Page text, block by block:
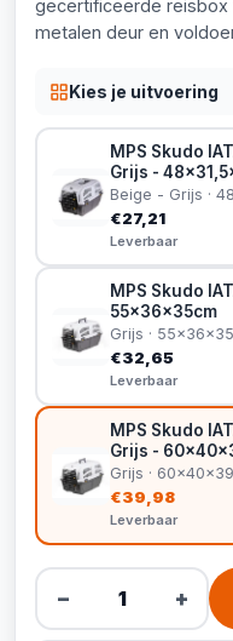
gecertificeerde reisbox
metalen deur en
Kies je uitvoering
MPS Skudo
Grijs -
Beige - Grijs ·
€27,21
Leverbaar
MPS Skudo
55x36x35cm
Grijs ·
€32,65
Leverbaar
MPS Skudo
Grijs -
Grijs ·
€39,98
Leverbaar
− +